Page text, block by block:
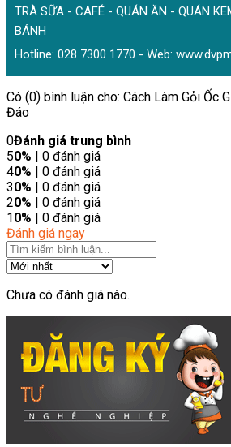
TRÀ SỮA - CAFÉ - QUÁN ĂN - QUÁN
BÁNH
Hotline: 028 7300 1770 - Web:
Có (0) bình luận cho: Cách Làm Gỏi Ốc
Đáo
0Đánh giá trung bình
50% | 0 đánh giá
40% | 0 đánh giá
30% | 0 đánh giá
20% | 0 đánh giá
10% | 0 đánh giá
Đánh giá ngay
Chưa có đánh giá nào.